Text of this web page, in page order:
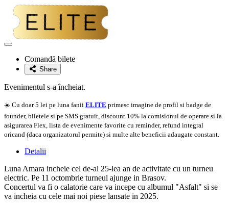
Adaugă
favoriteComandă bilete
Share
Evenimentul s-a încheiat.
☀️ Cu doar 5 lei pe luna fanii ELITE primesc imagine de profil si badge de
founder, biletele si pe SMS gratuit, discount 10% la comisionul de operare si la
asigurarea Flex, lista de evenimente favorite cu reminder, refund integral
oricand (daca organizatorul permite) si multe alte beneficii adaugate constant.
Detalii
Luna Amara incheie cel de-al 25-lea an de activitate cu un turneu
electric. Pe 11 octombrie turneul ajunge in Brasov.
Concertul va fi o calatorie care va incepe cu albumul "Asfalt" si se
va incheia cu cele mai noi piese lansate in 2025.